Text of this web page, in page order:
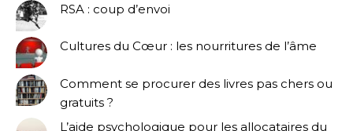
RSA : coup d’envoi
Cultures du Cœur : les nourritures de l’âme
Comment se procurer des livres pas chers ou
gratuits ?
L’aide psychologique pour les allocataires du